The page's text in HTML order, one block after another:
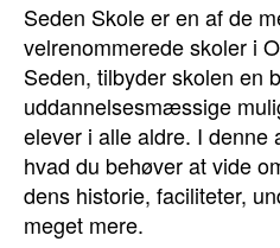
Seden Skole er en af de
velrenommerede skoler i
Seden, tilbyder skolen en
uddannelsesmæssige
elever i alle aldre. I denne
hvad du behøver at vide
dens historie, faciliteter,
meget mere.